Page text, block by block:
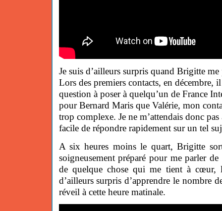
Je suis d’ailleurs surpris quand Brigitte
Lors des premiers contacts, en décembre,
question à poser à quelqu’un de France
pour Bernard Maris que Valérie, mon
trop complexe. Je ne m’attendais donc
facile de répondre rapidement sur un tel
A six heures moins le quart, Brigitte
soigneusement préparé pour me parler
de quelque chose qui me tient à cœur,
d’ailleurs surpris d’apprendre le nombre
réveil à cette heure matinale.